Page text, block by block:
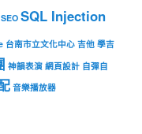
SEO SQL Injection
台南市立文化中心 吉他 學吉
神韻表演 網頁設計 自彈自
音樂播放器